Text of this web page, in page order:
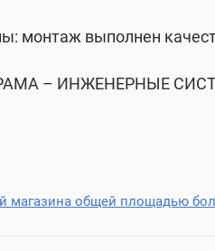
монтаж выполнен
– ИНЖЕНЕРНЫЕ
магазина общей площадью